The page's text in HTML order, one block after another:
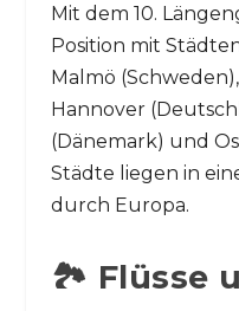
Mit dem 10.
Position mit
Malmö
Hannover
(Dänemark) und
Städte liegen in
durch Europa.
🏞️ Flüsse